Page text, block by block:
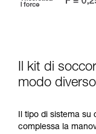
Il kit di
modo
Il tipo di sistema su
complessa la